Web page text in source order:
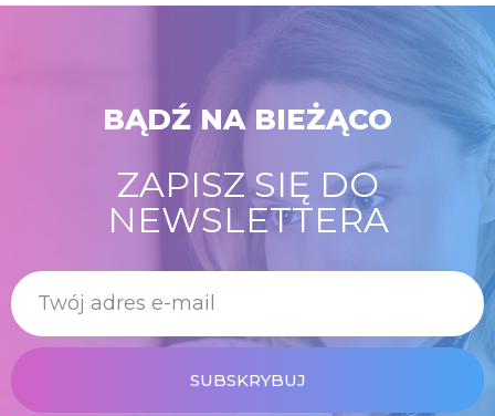
BĄDŹ NA BIEŻĄCO
ZAPISZ SIĘ DO
NEWSLETTERA
SUBSKRYBUJ